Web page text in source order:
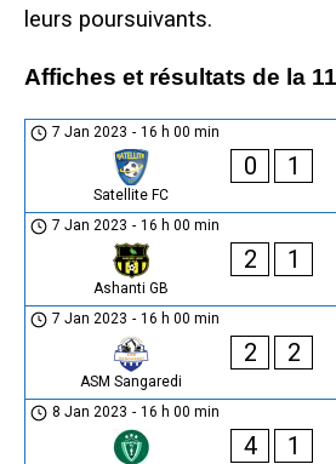
leurs poursuivants.
Affiches et résultats de la
7 Jan 2023 - 16 h 00 min
Satellite FC
0 1
7 Jan 2023 - 16 h 00 min
Ashanti GB
2 1
7 Jan 2023 - 16 h 00 min
ASM Sangaredi
2 2
8 Jan 2023 - 16 h 00 min
4 1